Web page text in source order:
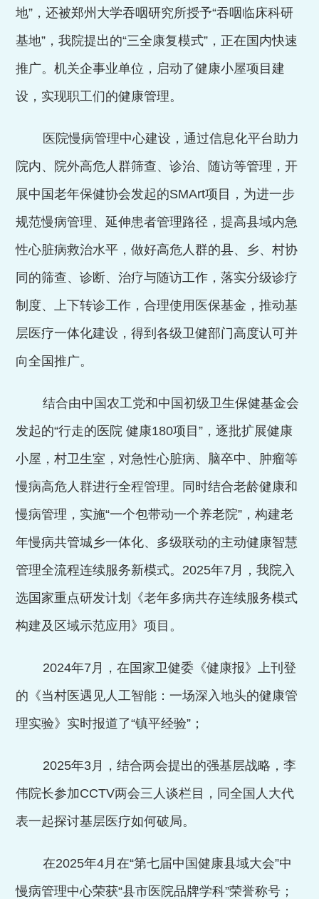
地”，还被郑州大学吞咽研究所授予“吞咽临床科研
基地”，我院提出的“三全康复模式”，正在国内快速
推广。机关企事业单位，启动了健康小屋项目建
设，实现职工们的健康管理。
医院慢病管理中心建设，通过信息化平台助力
院内、院外高危人群筛查、诊治、随访等管理，开
展中国老年保健协会发起的SMArt项目，为进一步
规范慢病管理、延伸患者管理路径，提高县域内急
性心脏病救治水平，做好高危人群的县、乡、村协
同的筛查、诊断、治疗与随访工作，落实分级诊疗
制度、上下转诊工作，合理使用医保基金，推动基
层医疗一体化建设，得到各级卫健部门高度认可并
向全国推广。
结合由中国农工党和中国初级卫生保健基金会
发起的“行走的医院 健康180项目”，逐批扩展健康
小屋，村卫生室，对急性心脏病、脑卒中、肿瘤等
慢病高危人群进行全程管理。同时结合老龄健康和
慢病管理，实施“一个包带动一个养老院”，构建老
年慢病共管城乡一体化、多级联动的主动健康智慧
管理全流程连续服务新模式。 2025年7 月，我院入
选国家重点研发计划《老年多病共存连续服务模式
构建及区域示范应用》项目。
2024年7 月，在国家卫健委《健康报》上刊登
的《当村医遇见人工智能：一场深入地头的健康管
理实验》实时报道了“镇平经验”；
2025年3月，结合两会提出的强基层战略，李
伟院长参加CCTV两会三人谈栏目，同全国人大代
表一起探讨基层医疗如何破局。
在2025年4月在“第七届中国健康县域大会”中
慢病管理中心荣获“县市医院品牌学科”荣誉称号；